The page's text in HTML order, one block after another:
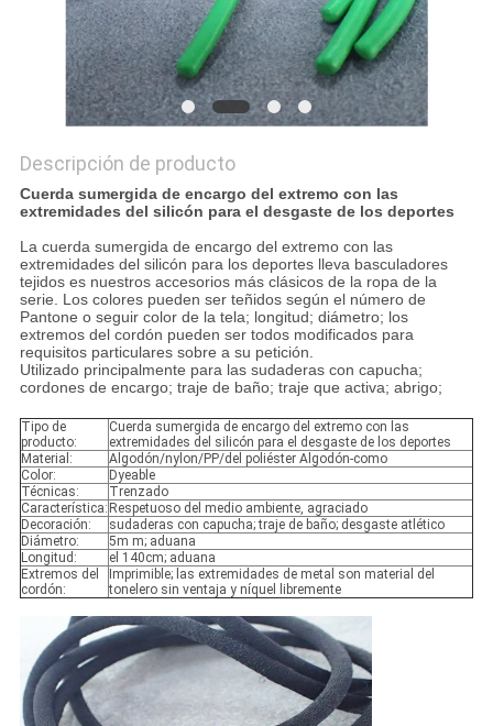
Descripción de producto
Cuerda sumergida de encargo del extremo con las
extremidades del silicón para el desgaste de los deportes
La cuerda sumergida de encargo del extremo con las
extremidades del silicón para los deportes lleva basculadores
tejidos es nuestros accesorios más clásicos de la ropa de la
serie. Los colores pueden ser teñidos según el número de
Pantone o seguir color de la tela; longitud; diámetro; los
extremos del cordón pueden ser todos modificados para
requisitos particulares sobre a su petición.
Utilizado principalmente para las sudaderas con capucha;
cordones de encargo; traje de baño; traje que activa; abrigo;
Tipo de
producto:
Cuerda sumergida de encargo del extremo con las
extremidades del silicón para el desgaste de los deportes
Material:
Algodón/nylon/PP/del poliéster Algodón-como
Color:
Dyeable
Técnicas:
Trenzado
Característica: Respetuoso del medio ambiente, agraciado
Decoración:
sudaderas con capucha; traje de baño; desgaste atlético
Diámetro:
5m m; aduana
Longitud:
el 140cm; aduana
Extremos del
cordón:
Imprimible; las extremidades de metal son material del
tonelero sin ventaja y níquel libremente